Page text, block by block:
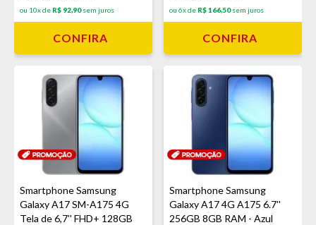
ou 10x de R$ 92,90sem juros
CONFIRA
ou 6x de R$ 166,50sem juros
CONFIRA
Smartphone Samsung
Galaxy A17 SM-A175 4G
Tela de 6,7'' FHD+ 128GB
Smartphone Samsung
Galaxy A17 4G A175 6.7''
256GB 8GB RAM - Azul